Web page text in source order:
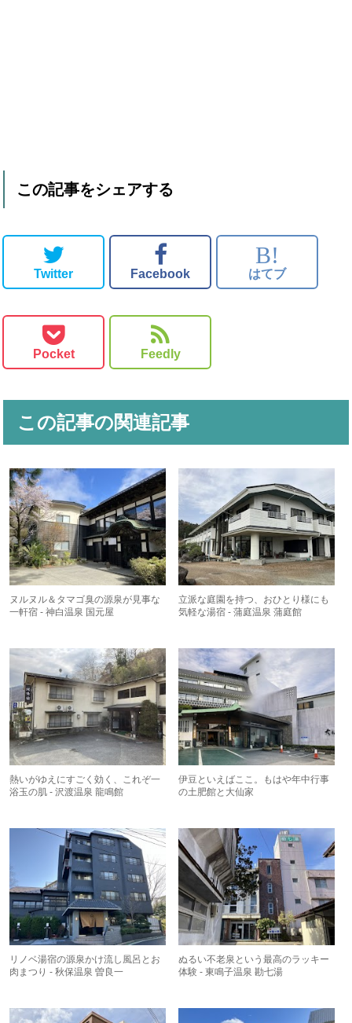
この記事をシェアする
Twitter Facebook
B!
はてブ
Pocket Feedly
この記事の関連記事
ヌルヌル＆タマゴ臭の源泉が見事な
一軒宿 - 神白温泉 国元屋
立派な庭園を持つ、おひとり様にも
気軽な湯宿 - 蒲庭温泉 蒲庭館
熱いがゆえにすごく効く、これぞ一
浴玉の肌 - 沢渡温泉 龍鳴館
伊豆といえばここ。もはや年中行事
の土肥館と大仙家
リノベ湯宿の源泉かけ流し風呂とお
肉まつり - 秋保温泉 曽良一
ぬるい不老泉という最高のラッキー
体験 - 東鳴子温泉 勘七湯